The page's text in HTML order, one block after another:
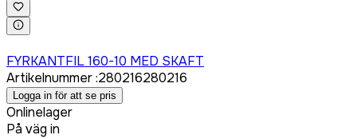
FYRKANTFIL 160-10 MED SKAFT
Artikelnummer:280216280216
Logga in för att se pris
Onlinelager
På väg in